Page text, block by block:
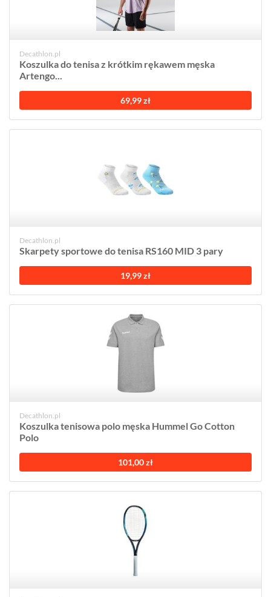
Decathlon.pl
Koszulka do tenisa z krótkim rękawem męska
Artengo...
69,99 zł
Decathlon.pl
Skarpety sportowe do tenisa RS160 MID 3 pary
19,99 zł
Decathlon.pl
Koszulka tenisowa polo męska Hummel Go Cotton
Polo
101,00 zł